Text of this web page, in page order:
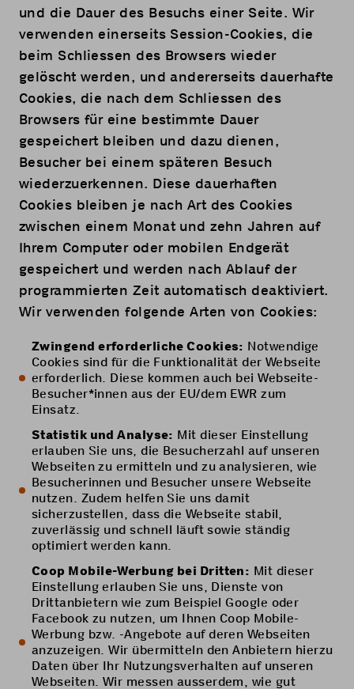
und die Dauer des Besuchs einer Seite. Wir
verwenden einerseits Session-Cookies, die
beim Schliessen des Browsers wieder
gelöscht werden, und andererseits dauerhafte
Cookies, die nach dem Schliessen des
Browsers für eine bestimmte Dauer
gespeichert bleiben und dazu dienen,
Besucher bei einem späteren Besuch
wiederzuerkennen. Diese dauerhaften
Cookies bleiben je nach Art des Cookies
zwischen einem Monat und zehn Jahren auf
Ihrem Computer oder mobilen Endgerät
gespeichert und werden nach Ablauf der
programmierten Zeit automatisch deaktiviert.
Wir verwenden folgende Arten von Cookies:
Zwingend erforderliche Cookies: Notwendige
Cookies sind für die Funktionalität der Webseite
erforderlich. Diese kommen auch bei Webseite-
Besucher*innen aus der EU/dem EWR zum
Einsatz.
Statistik und Analyse: Mit dieser Einstellung
erlauben Sie uns, die Besucherzahl auf unseren
Webseiten zu ermitteln und zu analysieren, wie
Besucherinnen und Besucher unsere Webseite
nutzen. Zudem helfen Sie uns damit
sicherzustellen, dass die Webseite stabil,
zuverlässig und schnell läuft sowie ständig
optimiert werden kann.
Coop Mobile-Werbung bei Dritten: Mit dieser
Einstellung erlauben Sie uns, Dienste von
Drittanbietern wie zum Beispiel Google oder
Facebook zu nutzen, um Ihnen Coop Mobile-
Werbung bzw. -Angebote auf deren Webseiten
anzuzeigen. Wir übermitteln den Anbietern hierzu
Daten über Ihr Nutzungsverhalten auf unseren
Webseiten. Wir messen ausserdem, wie gut